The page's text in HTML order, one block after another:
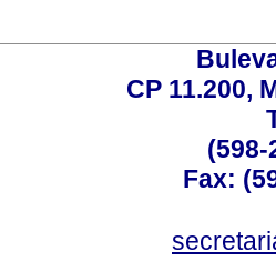
CP 11.200,
(598-
Fax: